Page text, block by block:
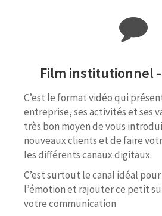
Film institutionnel
C’est le format vidéo qui
entreprise, ses activités et ses
très bon moyen de vous
nouveaux clients et de faire
les différents canaux digitaux.
C’est surtout le canal idéal
l’émotion et rajouter ce petit
votre communication